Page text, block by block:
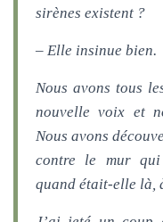
sirènes existent ?
– Elle insinue bien.
Nous avons tous
nouvelle voix et
Nous avons
contre le mur qui
quand était-elle là,